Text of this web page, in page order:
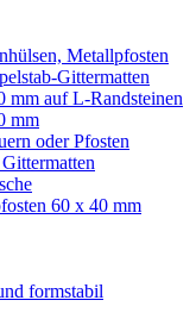
Metallpfosten
Gittermatten
mm auf L-Randsteinen
mm
oder Pfosten
60 x 40 mm
formstabil